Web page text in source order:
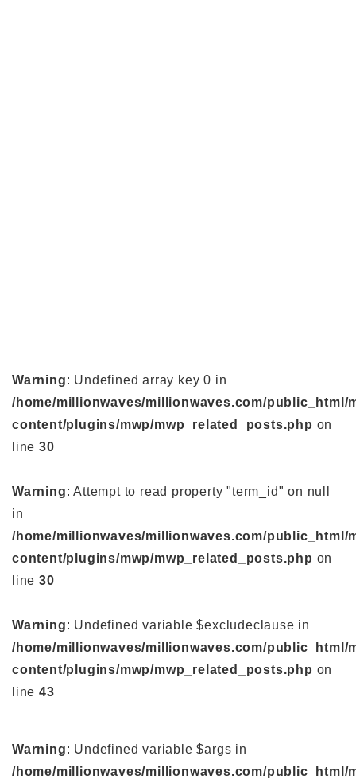
Warning: Undefined array key 0 in
/home/millionwaves/millionwaves.com/public_html/
content/plugins/mwp/mwp_related_posts.php on
line 30
Warning: Attempt to read property "term_id" on null
in
/home/millionwaves/millionwaves.com/public_html/
content/plugins/mwp/mwp_related_posts.php on
line 30
Warning: Undefined variable $excludeclause in
/home/millionwaves/millionwaves.com/public_html/
content/plugins/mwp/mwp_related_posts.php on
line 43
Warning: Undefined variable $args in
/home/millionwaves/millionwaves.com/public_html/